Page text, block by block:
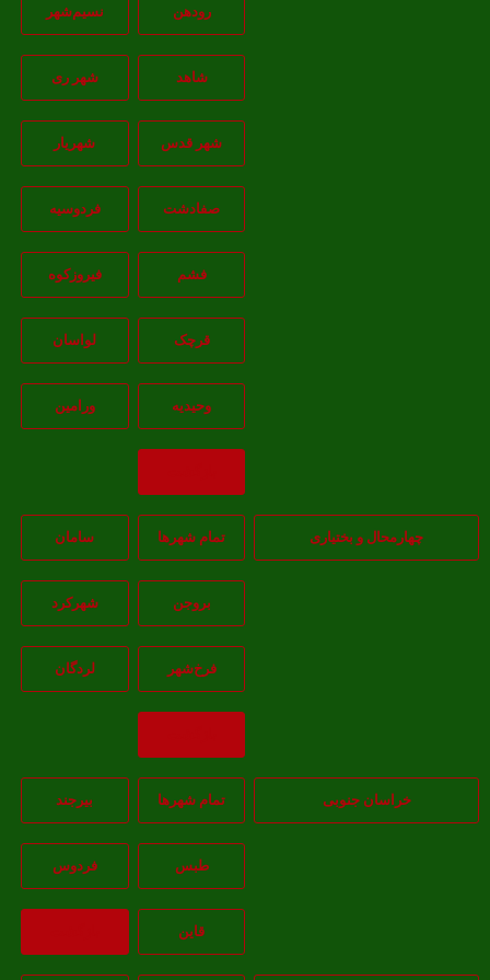
رودهن نسيم‌شهر
شاهد شهر ری
شهر قدس شهریار
صفادشت فردوسیه
فشم فیروزکوه
قرچک لواسان
وحیدیه ورامین
چهارمحال و بختیاری تمام شهر‌ها سامان
بروجن شهرکرد
فرخ‌شهر لردگان
خراسان جنوبی تمام شهر‌ها بيرجند
طبس فردوس